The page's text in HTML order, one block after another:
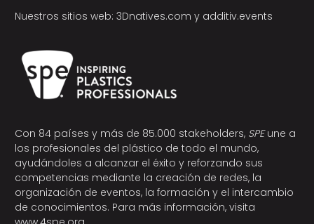
Nuestros sitios web: 3Dnatives.com y additiv.events
Con 84 países y más de 85.000 stakeholders, SPEune a
los profesionales del plástico de todo el mundo,
ayudándoles a alcanzar el éxito y reforzando sus
competencias mediante la creación de redes, la
organización de eventos, la formación y el intercambio
de conocimientos. Para más información, visita